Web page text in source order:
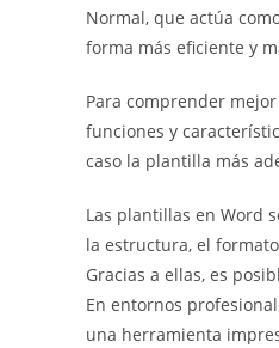
Normal, que actúa
forma más eficiente y
Para comprender
funciones y
caso la plantilla más
Las plantillas en Word
la estructura, el
Gracias a ellas, es
En entornos
una herramienta